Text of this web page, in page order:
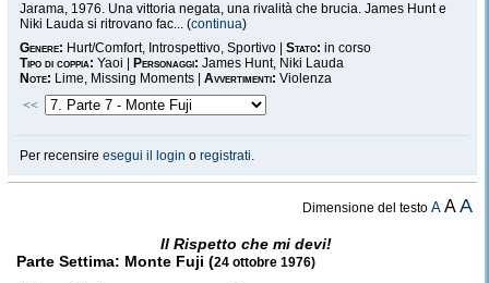
Jarama, 1976. Una vittoria negata, una rivalità che brucia. James Hunt e
Niki Lauda si ritrovano fac... (continua)
Genere: Hurt/Comfort, Introspettivo, Sportivo | Stato: in corso
Tipo di coppia: Yaoi | Personaggi: James Hunt, Niki Lauda
Note: Lime, Missing Moments | Avvertimenti: Violenza
<<
Per recensire esegui il login o registrati.
Dimensione del testoA AA
Il Rispetto che mi devi!
Parte Settima: Monte Fuji (24 ottobre 1976)